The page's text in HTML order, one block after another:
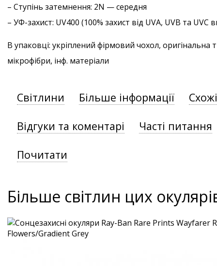
– Ступінь затемнення: 2N — середня
– УФ-захист: UV400 (100% захист від UVA, UVB та
В упаковці: укріплений фірмовий чохол, оригінальна
мікрофібри, інф. матеріали
Світлини Більше інформації
Відгуки та коментарі Часті питання
Почитати
Більше світлин цих